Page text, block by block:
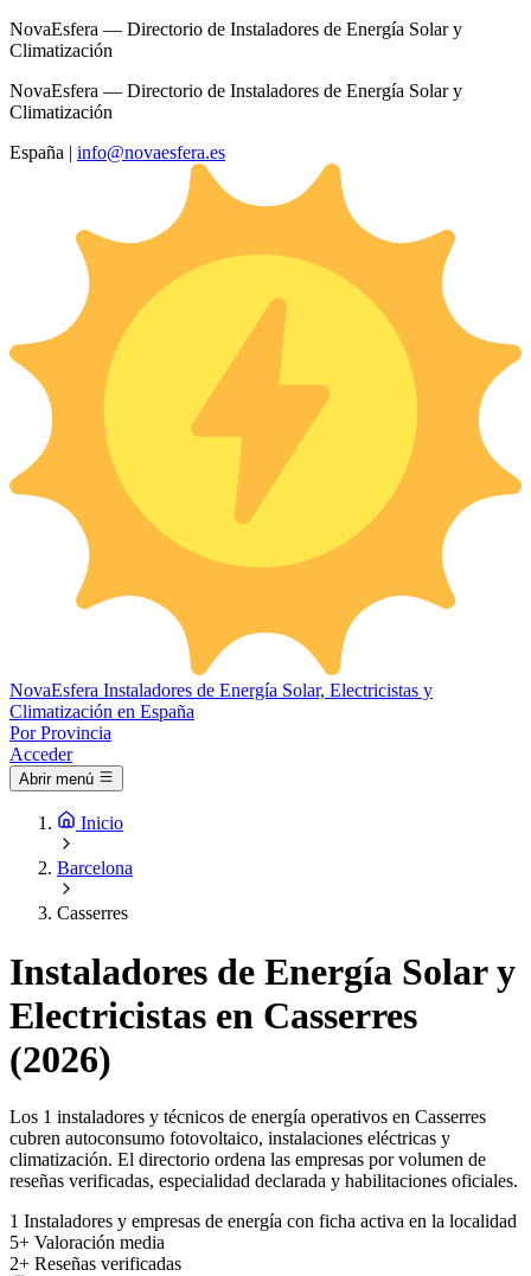
NovaEsfera — Directorio de Instaladores de Energía Solar y
Climatización
NovaEsfera — Directorio de Instaladores de Energía Solar y
Climatización
España | info@novaesfera.es
NovaEsfera Instaladores de Energía Solar, Electricistas y
Climatización en España
Por Provincia
Acceder
Abrir menú
Inicio
Barcelona
Casserres
Instaladores de Energía Solar y
Electricistas en Casserres
(2026)
Los 1 instaladores y técnicos de energía operativos en Casserres
cubren autoconsumo fotovoltaico, instalaciones eléctricas y
climatización. El directorio ordena las empresas por volumen de
reseñas verificadas, especialidad declarada y habilitaciones oficiales.
1 Instaladores y empresas de energía con ficha activa en la localidad
5+ Valoración media
2+ Reseñas verificadas